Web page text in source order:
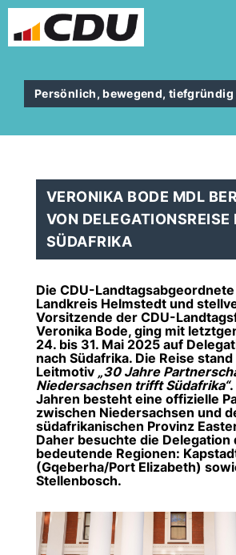
Persönlich, bewegend,
VERONIKA BODE MDL
VON DELEGATIONSREISE
SÜDAFRIKA
Die CDU-
Landkreis Helmstedt und
Vorsitzende der CDU-
Veronika Bode, ging mit
24. bis 31. Mai 2025 auf
nach Südafrika. Die Reise
Leitmotiv 30 Jahre
Niedersachsen trifft Südafrika“
Jahren besteht eine offizielle
zwischen Niedersachsen und
südafrikanischen Provinz
Daher besuchte die Delegation
bedeutende Regionen:
(Gqeberha/Port Elizabeth)
Stellenbosch.